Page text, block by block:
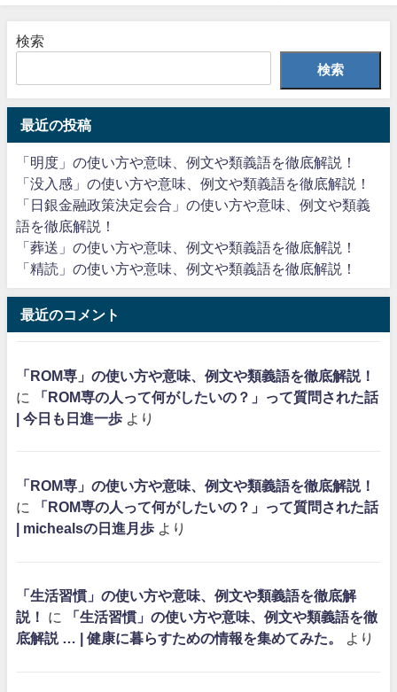
検索
検索
最近の投稿
「明度」の使い方や意味、例文や類義語を徹底解説！
「没入感」の使い方や意味、例文や類義語を徹底解説！
「日銀金融政策決定会合」の使い方や意味、例文や類義
語を徹底解説！
「葬送」の使い方や意味、例文や類義語を徹底解説！
「精読」の使い方や意味、例文や類義語を徹底解説！
最近のコメント
「ROM専」の使い方や意味、例文や類義語を徹底解説！
に
「ROM専の人って何がしたいの？」って質問された話
| 今日も日進一歩 より
「ROM専」の使い方や意味、例文や類義語を徹底解説！
に
「ROM専の人って何がしたいの？」って質問された話
| michealsの日進月歩 より
「生活習慣」の使い方や意味、例文や類義語を徹底解
説！
に
「生活習慣」の使い方や意味、例文や類義語を徹
底解説 … | 健康に暮らすための情報を集めてみた。
より